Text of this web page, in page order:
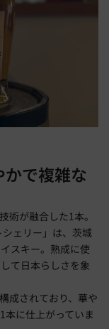
で複雑な
術が融合した1本。
シェリー」は、茨城
スキー。熟成に使
て日本らしさを象
成されており、華や
本に仕上がっていま